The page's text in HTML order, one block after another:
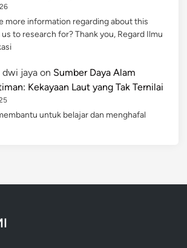
more information regarding about this
to research for? Thank you, Regard Ilmu
dwi jaya on Sumber Daya Alam
Kekayaan Laut yang Tak Ternilai
untuk belajar dan menghafal